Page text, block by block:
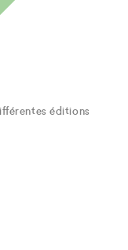
éditions